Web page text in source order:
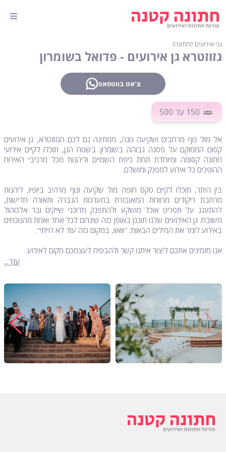
גני אירועים לחתונה∕
גזוזטרא גן אירועים - פדואל בשומרון
צ'אט בווטסאפ
150 עד 500
אל מול נוף מרחבים ושקיעה נוגה, ממתינה גם לכם הגזוזטרא, גן אירועים
קסום הממוקם על פסגה גבוהה בשומרון. בשטח הגן, תוכלו לקיים אירועי
חתונה קסומה ומיוחדת תחת כיפת השמיים וליהנות מכל מרכיבי האירוח
ההופכים כל אירוע למפנק ומושלם.
בין היתר, תוכלו לקיים טקס חופה מול שקיעה ונוף מרהיב ביופיו, ליהנות
מרחבת ריקודים מרווחת המאובזרת במערכות הגברה ותאורה חדישות,
להתענג על תפריט אוכל מושקע ולהתפנק מדוכני שייקים ובר אלכוהול
משובח. גן האירועים שלנו תוכנן באופן כזה שיגרום לכל אחד ואחת מהנוכחים
באירוע לומר את המילים הבאות: "וואוו, במקום כזה עוד לא הייתי".
אנו מזמינים אתכם ליצור איתנו קשר ולהבטיח לעצמכם מקום לאירוע.
עוד...